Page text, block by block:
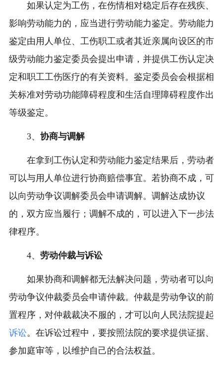
如果认定为工伤，在伤情相对稳定后存在残疾、
影响劳动能力的，应当进行劳动能力鉴定。劳动能力
鉴定由用人单位、工伤职工或者其近亲属向设区的市
级劳动能力鉴定委员会提出申请，并提供工伤认定决
定和职工工伤医疗的有关资料。鉴定委员会会根据相
关标准对劳动功能障碍程度和生活自理障碍程度作出
等级鉴定。
3、 协商与调解
在拿到工伤认定和劳动能力鉴定结果后，劳动者
可以与用人单位进行协商赔偿事宜。若协商不成，可
以向劳动争议调解委员会申请调解。调解达成协议
的，双方应当履行；调解不成的，可以进入下一步法
律程序。
4、 劳动仲裁与诉讼
如果协商和调解都无法解决问题，劳动者可以向
劳动争议仲裁委员会申请仲裁。仲裁是劳动争议的前
置程序，对仲裁裁决不服的，才可以向人民法院提起
诉讼。在诉讼过程中，要按照法院的要求提供证据、
参加庭审等，以维护自己的合法权益。